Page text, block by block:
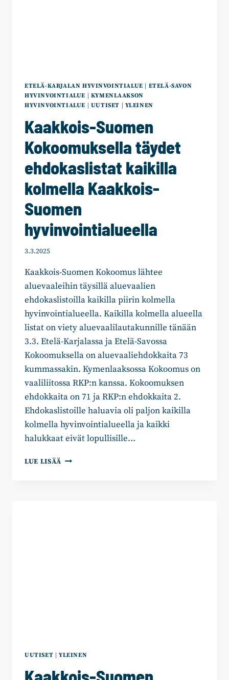
ETELÄ-KARJALAN HYVINVOINTIALUE
ETELÄ-SAVON
HYVINVOINTIALUE
KYMENLAAKSON
HYVINVOINTIALUE
UUTISET YLEINEN
Kaakkois-Suomen
Kokoomuksella täydet
ehdokaslistat kaikilla
kolmella Kaakkois-
Suomen
hyvinvointialueella
3.3.2025
Kaakkois-Suomen Kokoomus lähtee
aluevaaleihin täysillä aluevaalien
ehdokaslistoilla kaikilla piirin kolmella
hyvinvointialueella. Kaikilla kolmella alueella
listat on viety aluevaalilautakunnille tänään
3.3. Etelä-Karjalassa ja Etelä-Savossa
Kokoomuksella on aluevaaliehdokkaita 73
kummassakin. Kymenlaaksossa Kokoomus on
vaaliliitossa RKP:n kanssa. Kokoomuksen
ehdokkaita on 71 ja RKP:n ehdokkaita 2.
Ehdokaslistoille haluavia oli paljon kaikilla
kolmella hyvinvointialueella ja kaikki
halukkaat eivät lopullisille…
LUE LISÄÄ KAAKKOIS-
UUTISET YLEINEN